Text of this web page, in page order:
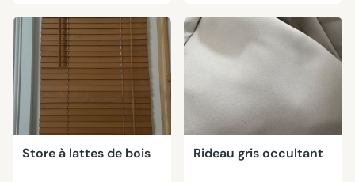
Store à lattes de bois Rideau gris occultant